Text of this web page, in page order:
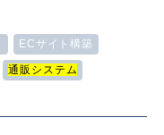
ECサイト構築
通販システム